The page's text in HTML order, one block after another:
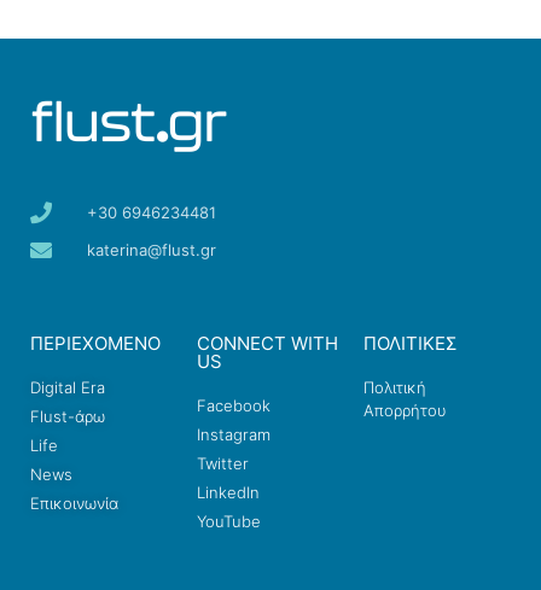
+30 6946234481
katerina@flust.gr
ΠΕΡΙΕΧΟΜΕΝΟ
Digital Era
Flust-άρω
Life
News
Επικοινωνία
CONNECT WITH
US
Facebook
Instagram
Twitter
LinkedIn
YouTube
ΠΟΛΙΤΙΚΕΣ
Πολιτική
Απορρήτου